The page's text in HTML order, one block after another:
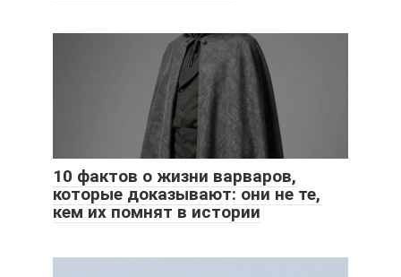
10 фактов о жизни варваров,
которые доказывают: они не те,
кем их помнят в истории